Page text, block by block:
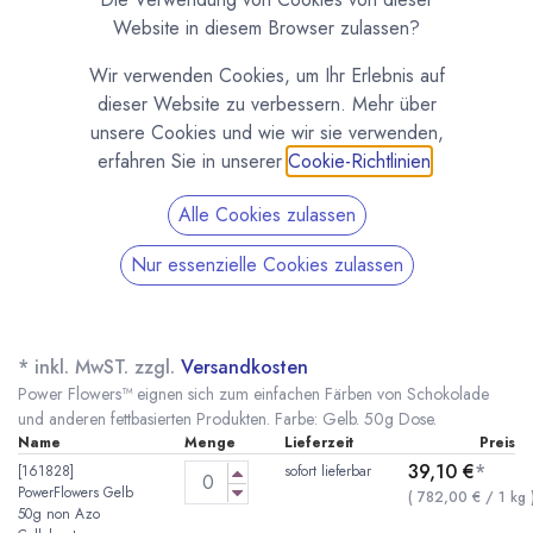
Power Flowers™️ Gelb - Farbstoff auf
* inkl. MwST. zzgl. Versandkosten
Power Flowers™️ eignen sich zum einfachen Färben von Schokolade
und anderen fettbasierten Produkten. Farbe: Gelb. 50g Dose.
Name Menge Lieferzeit
Preis
[161828]
PowerFlowers Gelb
50g non Azo
sofort lieferbar 39,10 €*
(782,00 € /1 kg
Website in diesem Browser zulassen?
Wir verwenden Cookies, um Ihr Erlebnis auf
dieser Website zu verbessern. Mehr über
unsere Cookies und wie wir sie verwenden,
erfahren Sie in unserer Cookie-Richtlinien
Alle Cookies zulassen
Nur essenzielle Cookies zulassen